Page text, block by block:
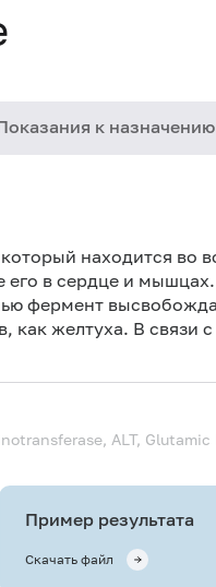
к назначению
находится во
в сердце и
фермент
как желтуха. В связи
ALT, Glutamic
Пример результата
Скачать файл